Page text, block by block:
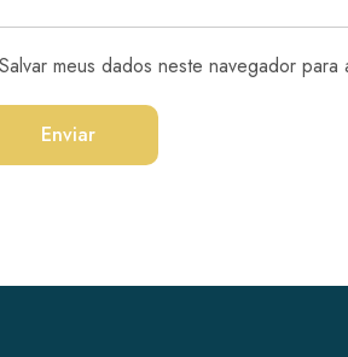
Salvar meus dados neste navegador